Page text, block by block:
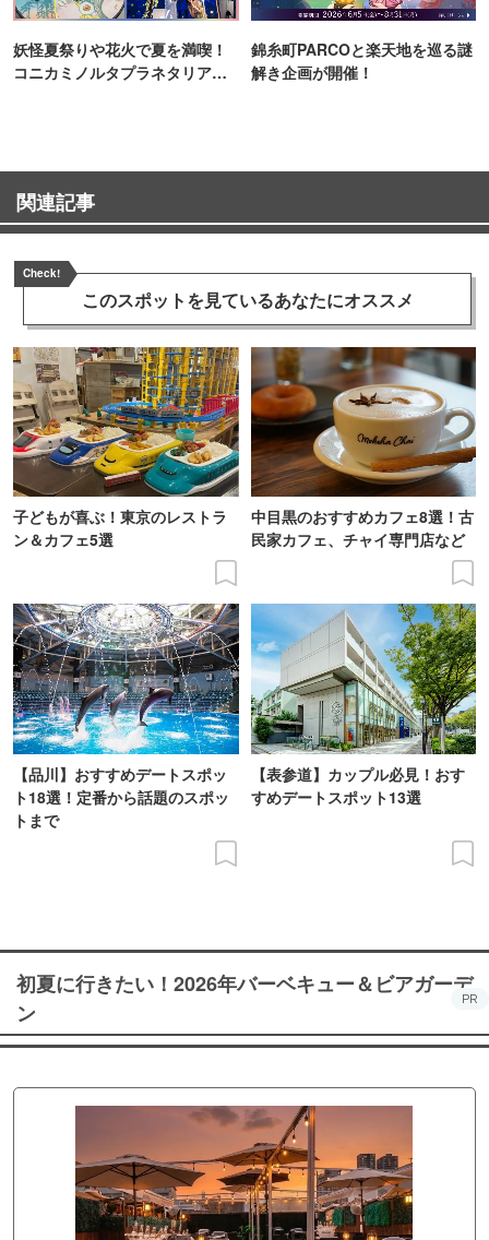
妖怪夏祭りや花火で夏を満喫！
コニカミノルタプラネタリア
錦糸町PARCOと楽天地を巡る謎
解き企画が開催！
関連記事
Check!
このスポットを見ているあなたにオススメ
子どもが喜ぶ！東京のレストラ
ン＆カフェ5選
中目黒のおすすめカフェ8選！古
民家カフェ、チャイ専門店など
【品川】おすすめデートスポッ
ト18選！定番から話題のスポッ
トまで
【表参道】カップル必見！おす
すめデートスポット13選
初夏に行きたい！2026年バーベキュー＆ビアガーデ
ン
PR